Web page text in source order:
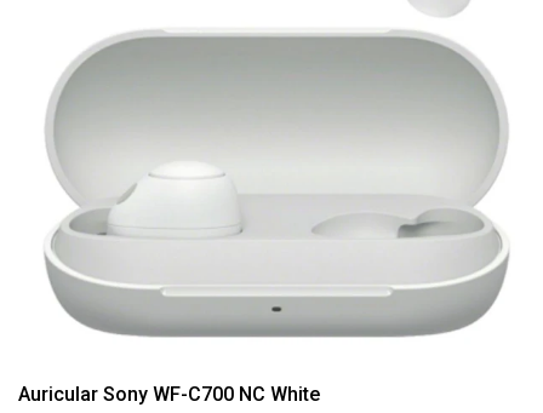
Auricular Sony WF-C700 NC White